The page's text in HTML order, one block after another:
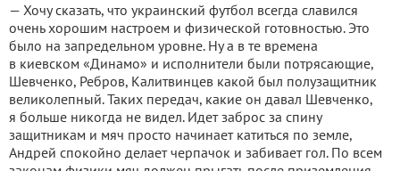
— Хочу сказать, что украинский футбол всегда славился
очень хорошим настроем и физической готовностью. Это
было на запредельном уровне. Ну а в те времена
в киевском «Динамо» и исполнители были потрясающие,
Шевченко, Ребров, Калитвинцев какой был полузащитник
великолепный. Таких передач, какие он давал Шевченко,
я больше никогда не видел. Идет заброс за спину
защитникам и мяч просто начинает катиться по земле,
Андрей спокойно делает черпачок и забивает гол. По всем